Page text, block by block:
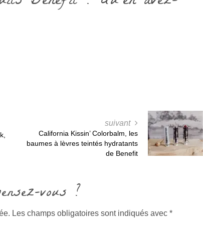
suivant
California Kissin’ Colorbalm, les
baumes à lèvres teintés hydratants
de Benefit
vous ?
Les champs obligatoires sont indiqués avec *